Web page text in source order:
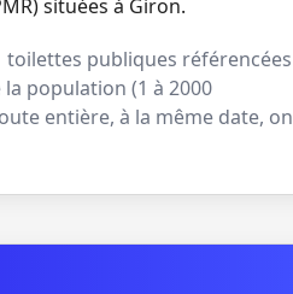
situées à Giron.
toilettes publiques référencées
population (1 à 2000
entière, à la même date, on